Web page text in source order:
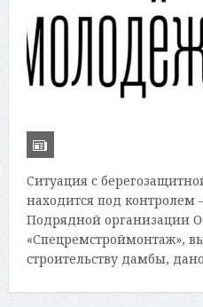
Ситуация с
находится под
Подрядной организации
«Спецремстроймонтаж»,
строительству дамбы,